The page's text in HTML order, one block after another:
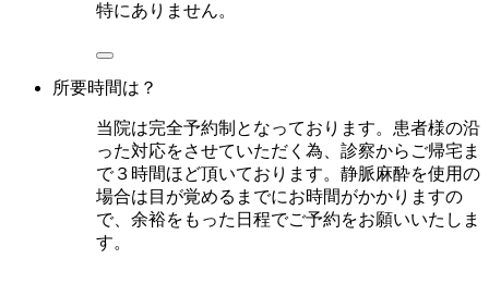
特にありません。
所要時間は？
当院は完全予約制となっております。患者様の沿
った対応をさせていただく為、診察からご帰宅ま
で３時間ほど頂いております。静脈麻酔を使用の
場合は目が覚めるまでにお時間がかかりますの
で、余裕をもった日程でご予約をお願いいたしま
す。